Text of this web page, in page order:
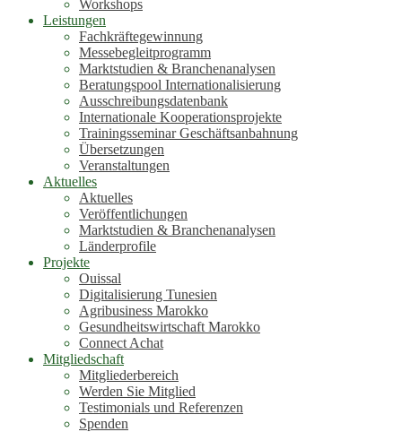
Workshops
Leistungen
Fachkräftegewinnung
Messebegleitprogramm
Marktstudien & Branchenanalysen
Beratungspool Internationalisierung
Ausschreibungsdatenbank
Internationale Kooperationsprojekte
Trainingsseminar Geschäftsanbahnung
Übersetzungen
Veranstaltungen
Aktuelles
Aktuelles
Veröffentlichungen
Marktstudien & Branchenanalysen
Länderprofile
Projekte
Ouissal
Digitalisierung Tunesien
Agribusiness Marokko
Gesundheitswirtschaft Marokko
Connect Achat
Mitgliedschaft
Mitgliederbereich
Werden Sie Mitglied
Testimonials und Referenzen
Spenden